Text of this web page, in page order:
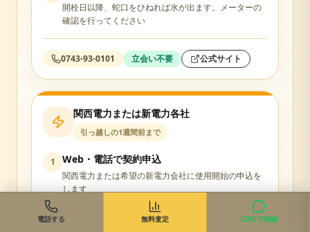
開栓日以降、蛇口をひねれば水が出ます。メーターの
確認を行ってください
0743-93-0101 立会い不要 公式サイト
関西電力または新電力各社
引っ越しの1週間前まで
1 Web・電話で契約申込
関西電力または希望の新電力会社に使用開始の申込を
します
2
引っ越し当日、分電盤のブレーカーを上げれば電気が
電話する 無料査定 LINEで相談